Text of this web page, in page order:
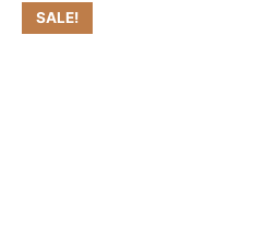
SALE!